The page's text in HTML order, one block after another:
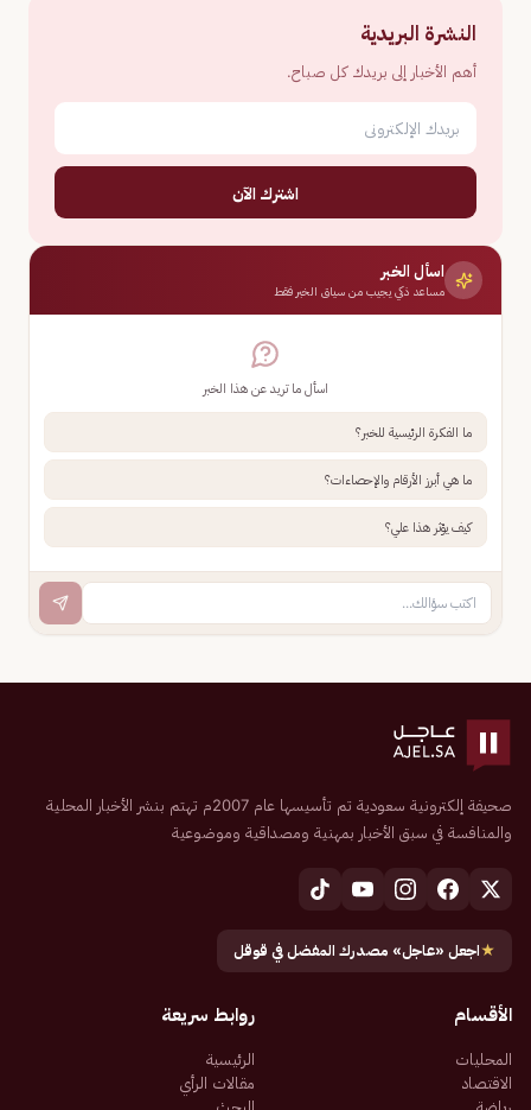
النشرة البريدية
أهم الأخبار إلى بريدك كل صباح.
اشترك الآن
اسأل الخبر
مساعد ذكي يجيب من سياق الخبر فقط
اسأل ما تريد عن هذا الخبر
ما الفكرة الرئيسية للخبر؟
ما هي أبرز الأرقام والإحصاءات؟
كيف يؤثر هذا علي؟
صحيفة إلكترونية سعودية تم تأسيسها عام 2007م تهتم بنشر الأخبار المحلية
والمنافسة في سبق الأخبار بمهنية ومصداقية وموضوعية
★اجعل «عاجل» مصدرك المفضل في قوقل
الأقسام
المحليات
الاقتصاد
روابط سريعة
الرئيسية
مقالات الرأي